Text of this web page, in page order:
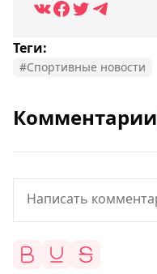
Теги:
#Спортивные новости
Комментарии